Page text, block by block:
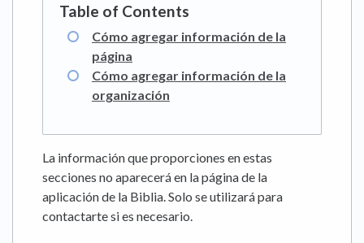
Cómo agregar información de la
página
Cómo agregar información de la
organización
La información que proporciones en estas
secciones no aparecerá en la página de la
aplicación de la Biblia. Solo se utilizará para
contactarte si es necesario.